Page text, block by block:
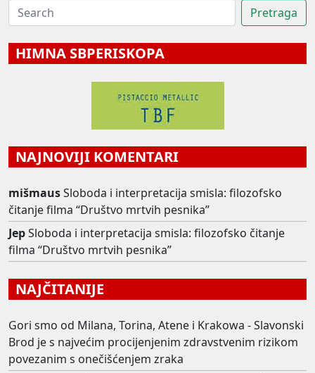
HIMNA SBPERISKOPA
NAJNOVIJI KOMENTARI
mišmausSloboda i interpretacija smisla: filozofsko
čitanje filma “Društvo mrtvih pesnika”
JepSloboda i interpretacija smisla: filozofsko čitanje
filma “Društvo mrtvih pesnika”
NAJČITANIJE
Gori smo od Milana, Torina, Atene i Krakowa - Slavonski
Brod je s najvećim procijenjenim zdravstvenim rizikom
povezanim s onečišćenjem zraka